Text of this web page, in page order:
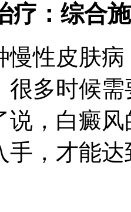
疗：综合
慢性皮肤
很多时候
说，白癜
手，才能